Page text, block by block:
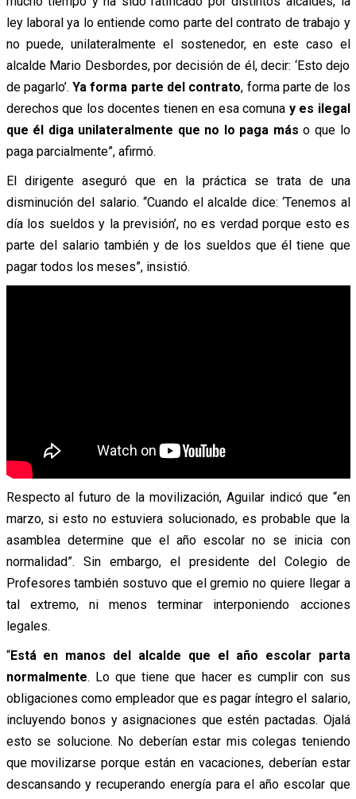
ley laboral ya lo entiende como parte del contrato de trabajo y
no puede, unilateralmente el sostenedor, en este caso el
alcalde Mario Desbordes, por decisión de él, decir: ‘Esto dejo
de pagarlo’. Ya forma parte del contrato, forma parte de los
derechos que los docentes tienen en esa comuna y es ilegal
que él diga unilateralmente que no lo paga más o que lo
paga parcialmente”, afirmó.
El dirigente aseguróque en la práctica se trata de una
disminución del salario. “Cuando el alcalde dice: ‘Tenemos al
día los sueldos y la previsión’, no es verdad porque esto es
parte del salario también y de los sueldos que él tiene que
pagar todos los meses”, insistió.
Respecto al futuro de la movilización, Aguilar indicó que “en
marzo, si esto no estuviera solucionado, es probable que la
asamblea determine que el año escolar no se inicia con
normalidad”. Sin embargo, el presidente del Colegio de
Profesores también sostuvo que el gremio no quiere llegar a
tal extremo, ni menos terminar interponiendo acciones
legales.
“Está en manos del alcalde que el año escolar parta
normalmente. Lo que tiene que hacer es cumplir con sus
obligaciones como empleador que es pagar íntegro el salario,
incluyendo bonos y asignaciones que estén pactadas. Ojalá
esto se solucione. No deberían estar mis colegas teniendo
que movilizarse porque están en vacaciones, deberían estar
descansando y recuperando energía para el año escolar que